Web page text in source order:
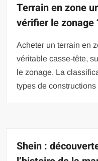
Terrain en zone
vérifier le zonage
Acheter un terrain en
véritable casse-tête,
le zonage. La
types de constructions
Shein :